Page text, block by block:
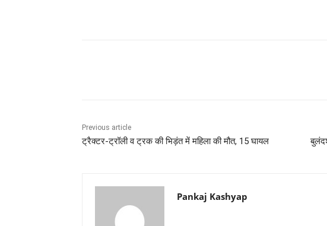
Previous article
ट्रैक्टर-ट्रॉली व ट्रक की भिड़ंत में महिला की मौत, 15 घायल
Pankaj Kashyap